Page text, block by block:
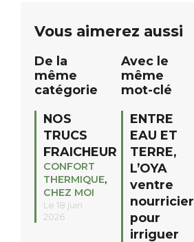
12h à […]
Vous aimerez aussi
De la
même
catégorie
NOS
TRUCS
FRAICHEUR
CONFORT
THERMIQUE,
CHEZ MOI
Le 18 juin
2026
Avec le
même
mot-clé
ENTRE
EAU ET
TERRE,
L’OYA
ventre
nourricier
pour
irriguer